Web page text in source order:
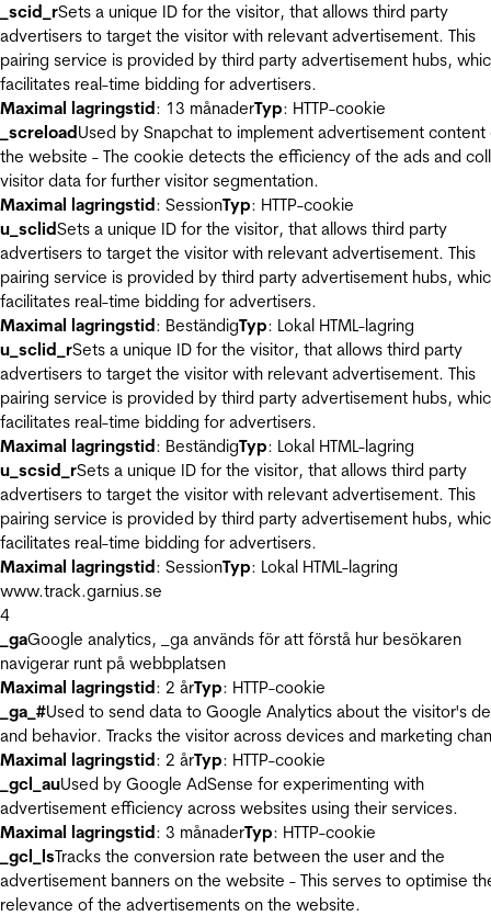
_scid_rSets a unique ID for the visitor, that allows third party
advertisers to target the visitor with relevant advertisement. This
pairing service is provided by third party advertisement hubs,
facilitates real-time bidding for advertisers.
Maximal lagringstid: 13 månaderTyp: HTTP-cookie
_screloadUsed by Snapchat to implement advertisement content
the website - The cookie detects the efficiency of the ads and
visitor data for further visitor segmentation.
Maximal lagringstid: SessionTyp: HTTP-cookie
u_sclidSets a unique ID for the visitor, that allows third party
advertisers to target the visitor with relevant advertisement. This
pairing service is provided by third party advertisement hubs,
facilitates real-time bidding for advertisers.
Maximal lagringstid: BeständigTyp: Lokal HTML-lagring
u_sclid_rSets a unique ID for the visitor, that allows third party
advertisers to target the visitor with relevant advertisement. This
pairing service is provided by third party advertisement hubs,
facilitates real-time bidding for advertisers.
Maximal lagringstid: BeständigTyp: Lokal HTML-lagring
u_scsid_rSets a unique ID for the visitor, that allows third party
advertisers to target the visitor with relevant advertisement. This
pairing service is provided by third party advertisement hubs,
facilitates real-time bidding for advertisers.
Maximal lagringstid: SessionTyp: Lokal HTML-lagring
www.track.garnius.se
4
_gaGoogle analytics, _ga används för att förstå hur besökaren
navigerar runt på webbplatsen
Maximal lagringstid: 2 årTyp: HTTP-cookie
_ga_#Used to send data to Google Analytics about the visitor's
and behavior. Tracks the visitor across devices and marketing
Maximal lagringstid: 2 årTyp: HTTP-cookie
_gcl_auUsed by Google AdSense for experimenting with
advertisement efficiency across websites using their services.
Maximal lagringstid: 3 månaderTyp: HTTP-cookie
_gcl_lsTracks the conversion rate between the user and the
advertisement banners on the website - This serves to optimise
relevance of the advertisements on the website.